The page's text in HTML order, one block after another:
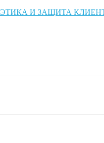
ЭТИКА И ЗАЩИТА